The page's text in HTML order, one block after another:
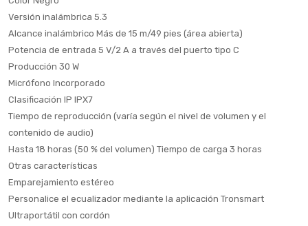
Versión inalámbrica 5.3
Alcance inalámbrico Más de 15 m/49 pies (área abierta)
Potencia de entrada 5 V/2 A a través del puerto tipo C
Producción 30 W
Micrófono Incorporado
Clasificación IP IPX7
Tiempo de reproducción (varía según el nivel de volumen y el
contenido de audio)
Hasta 18 horas (50 % del volumen) Tiempo de carga 3 horas
Otras características
Emparejamiento estéreo
Personalice el ecualizador mediante la aplicación Tronsmart
Ultraportátil con cordón